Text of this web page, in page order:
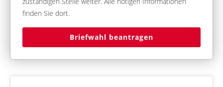
finden Sie dort.
Briefwahl beantragen